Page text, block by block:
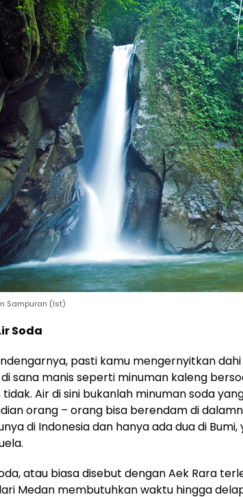
Sampuran (Ist)
Soda
pasti kamu mengernyitkan
sana manis seperti minuman kaleng
tidak. Air di sini bukanlah minuman soda
orang – orang bisa berendam di
di Indonesia dan hanya ada dua di
atau biasa disebut dengan Aek Rara
Medan membutuhkan waktu hingga